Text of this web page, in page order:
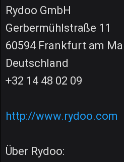
Rydoo GmbH
Gerbermühlstraße 11
60594 Frankfurt am
Deutschland
+32 14 48 02 09
http://www.rydoo.com
Über Rydoo: